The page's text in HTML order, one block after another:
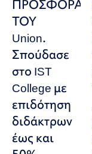
ΠΡΟΣΦΟΡΑ
ΤΟΥ
Union.
Σπούδασε
στο IST
College με
επιδότηση
διδάκτρων
έως και